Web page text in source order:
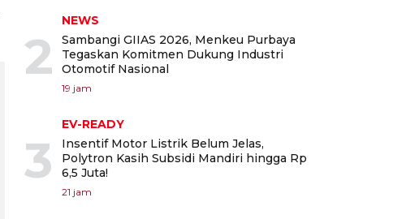
2
NEWS
Sambangi GIIAS 2026, Menkeu Purbaya
Tegaskan Komitmen Dukung Industri
Otomotif Nasional
19 jam
3
EV-READY
Insentif Motor Listrik Belum Jelas,
Polytron Kasih Subsidi Mandiri hingga Rp
6,5 Juta!
21 jam